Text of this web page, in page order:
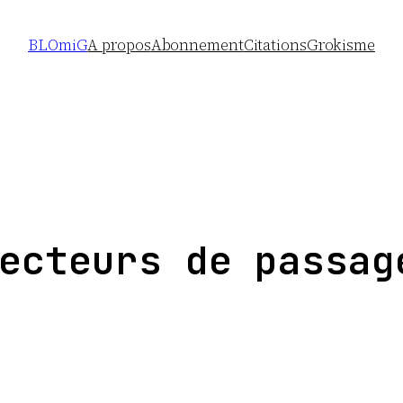
BLOmiGA proposAbonnementCitationsGrokisme
de